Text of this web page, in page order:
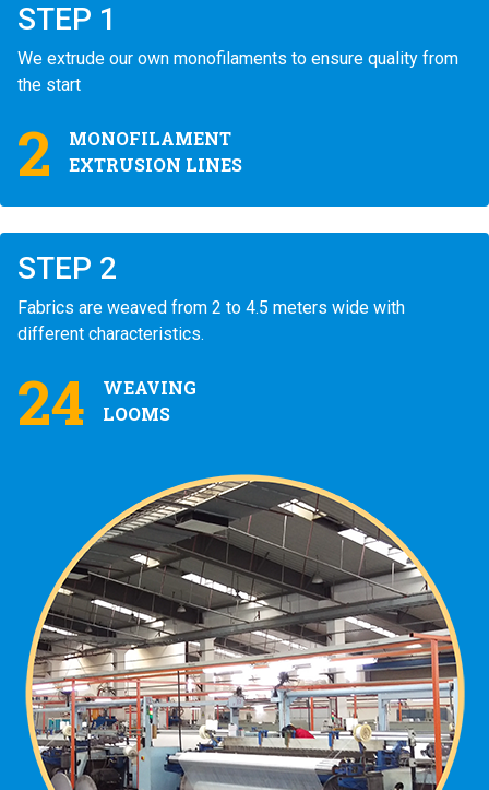
STEP 1
We extrude our own monofilaments to ensure quality from
the start
2
MONOFILAMENT
EXTRUSION LINES
STEP 2
Fabrics are weaved from 2 to 4.5 meters wide with
different characteristics.
24
WEAVING
LOOMS